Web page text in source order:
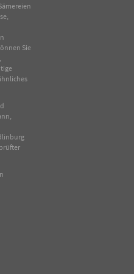
,
Sie